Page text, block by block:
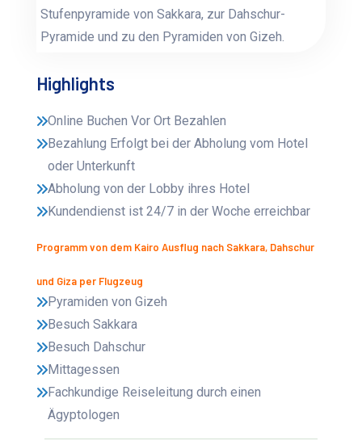
Stufenpyramide von Sakkara, zur Dahschur-
Pyramide und zu den Pyramiden von Gizeh.
Highlights
Online Buchen Vor Ort Bezahlen
Bezahlung Erfolgt bei der Abholung vom Hotel
oder Unterkunft
Abholung von der Lobby ihres Hotel
Kundendienst ist 24/7 in der Woche erreichbar
Programm von dem Kairo Ausflug nach Sakkara, Dahschur
und Giza per Flugzeug
Pyramiden von Gizeh
Besuch Sakkara
Besuch Dahschur
Mittagessen
Fachkundige Reiseleitung durch einen
Ägyptologen